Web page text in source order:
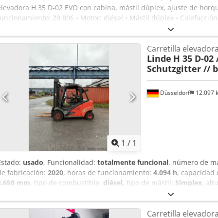
H 35 D-02 EVO con cabina, mástil dúplex, ajuste de
20.806 • Motor: diésel • Mástil dúplex •
de elevación: 3.050 kg • Capacidad de carga: 3.500 kg • Peso en
mm Dcodpfx Aezmdd Rja Dsk • Conexiones hidráulicas para
lateral • Ajuste de horquillas • Neumáticos (delanteros/traseros):
1 / 1
Düsseldorf 12.097
Carretilla
Linde H 35 D-
Schutzgitter //
usado, Funcionalidad: totalmente funcional, número de
fabricación: 2020, horas de funcionamiento: 4.094 h, capacidad
mm, tipo de combustible: diésel, tipo de mástil: Simplex,
, Carretilla elevadora diésel Número de
Tipo de mástil: Estándar Estado: Lista para operar y
Descripción: Linde H 35 D -02 Nº: R0583 Año de fabricación: 2020
Carretilla